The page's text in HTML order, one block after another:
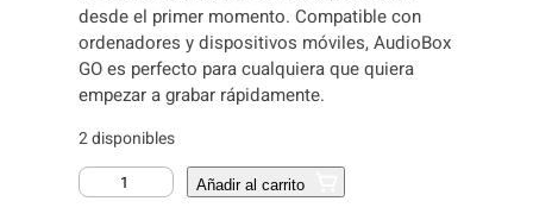
r
i
c
e
i
c
e
i
desde el primer momento. Compatible con
ordenadores y dispositivos móviles, AudioBox
GO es perfecto para cualquiera que quiera
empezar a grabar rápidamente.
2 disponibles
I
N
Añadir al carrito